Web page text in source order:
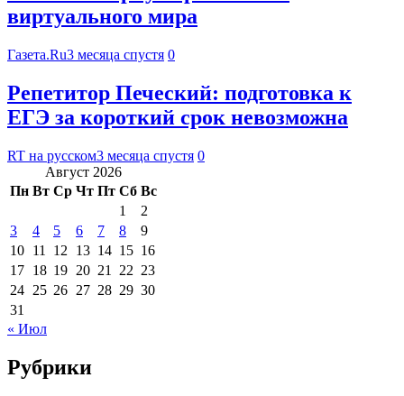
виртуального мира
Газета.Ru3 месяца спустя 0
Репетитор Печеский: подготовка к
ЕГЭ за короткий срок невозможна
RT на русском3 месяца спустя 0
Август 2026
Пн Вт Ср Чт Пт Сб Вс
1
2
3
4 5 6 7 8
9
10 11 12 13 14 15 16
17 18 19 20 21 22 23
24 25 26 27 28 29 30
31
« Июл
Рубрики